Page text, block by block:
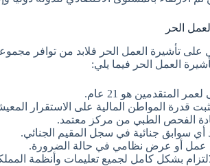
الحر
تأشيرة العمل الحر فلابد من توافر
العمل الحر فيما يلي:
لعمر المتقدمين هو 21 عام.
قدرة المواطن المالية على الاستقرار
الفحص الطبي من مركز معتمد.
سوابق جنائية في سجل المقيم الجنائي.
عمل أو عرض نظامي في حالة الضرورة.
بشكل كامل لجميع تعليمات وأنظمة